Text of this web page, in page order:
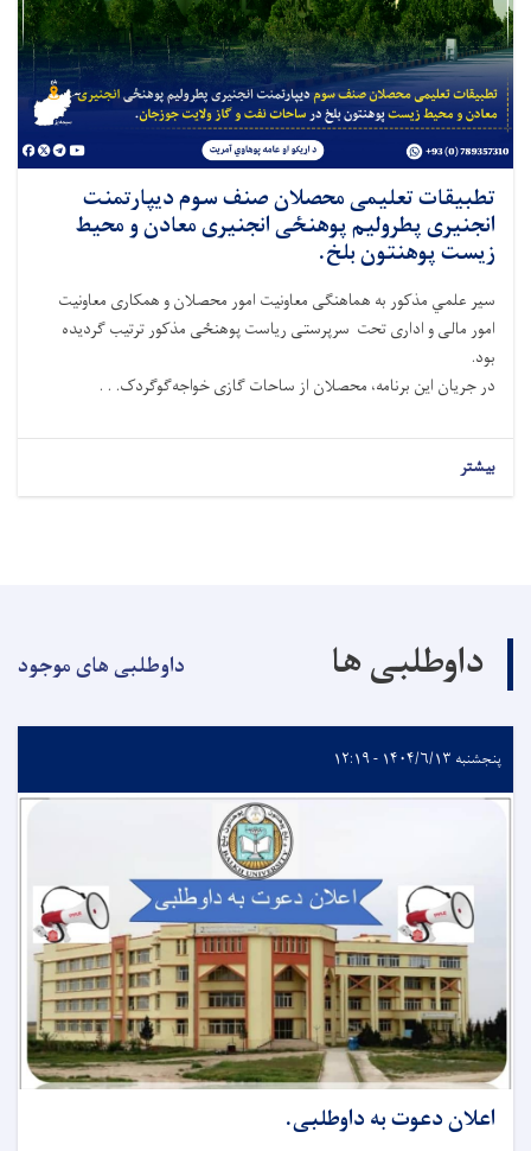
تطبیقات تعلیمی محصلان صنف سوم دیپارتمنت
انجنیری پطرولیم پوهنځی انجنیری معادن و محیط
زیست پوهنتون بلخ.
سير علمي مذکور به هماهنگی معاونیت امور محصلان و همکاری معاونیت
امور مالی و اداری تحت سرپرستی ریاست پوهنځی مذکور ترتیب گردیده
بود.
در جریان این برنامه، محصلان از ساحات گازی خواجه‌گوگردک. . .
بیشتر
داوطلبی ها داوطلبی های موجود
پنجشنبه ۱۴۰۴/۶/۱۳ - ۱۲:۱۹
اعلان دعوت به داوطلبی.